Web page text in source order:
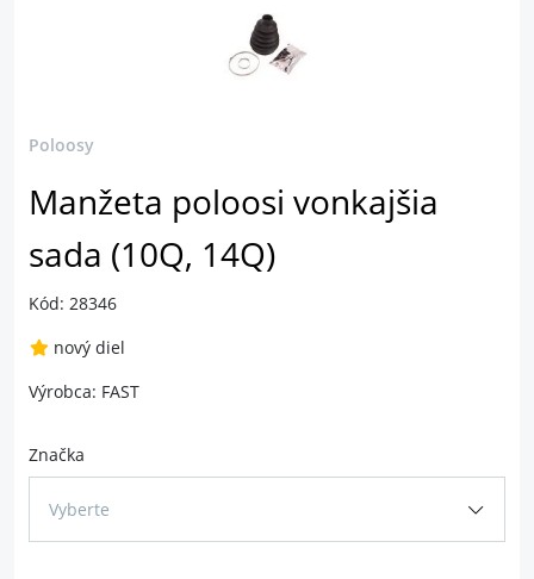
Poloosy
Manžeta poloosi vonkajšia
sada (10Q, 14Q)
Kód: 28346
nový diel
Výrobca: FAST
Značka
Vyberte